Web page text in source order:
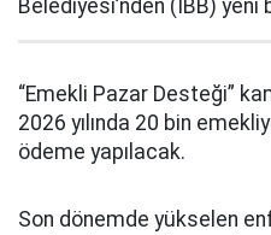
Belediyesi’nden (İBB)
“Emekli Pazar Desteği”
2026 yılında 20 bin
ödeme yapılacak.
Son dönemde yükselen